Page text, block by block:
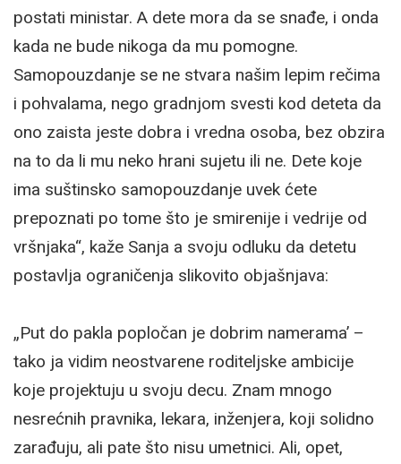
postati ministar. A dete mora da se snađe, i onda
kada ne bude nikoga da mu pomogne.
Samopouzdanje se ne stvara našim lepim rečima
i pohvalama, nego gradnjom svesti kod deteta da
ono zaista jeste dobra i vredna osoba, bez obzira
na to da li mu neko hrani sujetu ili ne. Dete koje
ima suštinsko samopouzdanje uvek ćete
prepoznati po tome što je smirenije i vedrije od
vršnjaka“, kaže Sanja a svoju odluku da detetu
postavlja ograničenja slikovito objašnjava:
„Put do pakla popločan je dobrim namerama’ –
tako ja vidim neostvarene roditeljske ambicije
koje projektuju u svoju decu. Znam mnogo
nesrećnih pravnika, lekara, inženjera, koji solidno
zarađuju, ali pate što nisu umetnici. Ali, opet,